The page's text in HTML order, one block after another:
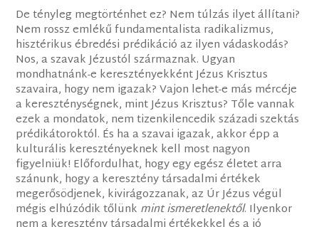
De tényleg megtörténhet ez? Nem túlzás ilyet állítani?
Nem rossz emlékű fundamentalista radikalizmus,
hisztérikus ébredési prédikáció az ilyen vádaskodás?
Nos, a szavak Jézustól származnak. Ugyan
mondhatnánk-e keresztényekként Jézus Krisztus
szavaira, hogy nem igazak? Vajon lehet-e más mércéje
a kereszténységnek, mint Jézus Krisztus? Tőle vannak
ezek a mondatok, nem tizenkilencedik századi szektás
prédikátoroktól. És ha a szavai igazak, akkor épp a
kulturális keresztényeknek kell most nagyon
figyelniük! Előfordulhat, hogy egy egész életet arra
szánunk, hogy a keresztény társadalmi értékek
megerősödjenek, kivirágozzanak, az Úr Jézus végül
mégis elhúzódik tőlünk mint ismeretlenektől. Ilyenkor